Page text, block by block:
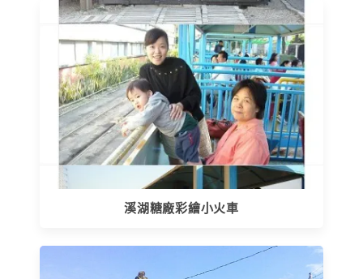
溪湖糖廠彩繪小火車